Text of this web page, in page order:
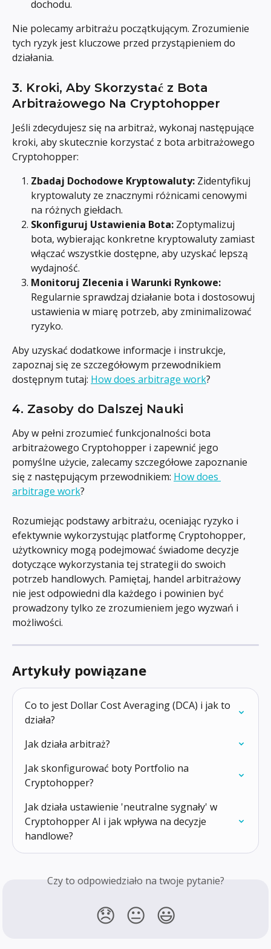
dochodu.
Nie polecamy arbitrażu początkującym. Zrozumienie
tych ryzyk jest kluczowe przed przystąpieniem do
działania.
3. Kroki, Aby Skorzystać z Bota
Arbitrażowego Na Cryptohopper
Jeśli zdecydujesz się na arbitraż, wykonaj następujące
kroki, aby skutecznie korzystać z bota arbitrażowego
Cryptohopper:
Zbadaj Dochodowe Kryptowaluty: Zidentyfikuj
kryptowaluty ze znacznymi różnicami cenowymi
na różnych giełdach.
Skonfiguruj Ustawienia Bota: Zoptymalizuj
bota, wybierając konkretne kryptowaluty zamiast
włączać wszystkie dostępne, aby uzyskać lepszą
wydajność.
Monitoruj Zlecenia i Warunki Rynkowe:
Regularnie sprawdzaj działanie bota i dostosowuj
ustawienia w miarę potrzeb, aby zminimalizować
ryzyko.
Aby uzyskać dodatkowe informacje i instrukcje,
zapoznaj się ze szczegółowym przewodnikiem
dostępnym tutaj: How does arbitrage work?
4. Zasoby do Dalszej Nauki
Aby w pełni zrozumieć funkcjonalności bota
arbitrażowego Cryptohopper i zapewnić jego
pomyślne użycie, zalecamy szczegółowe zapoznanie
się z następującym przewodnikiem: How does
arbitrage work?
Rozumiejąc podstawy arbitrażu, oceniając ryzyko i
efektywnie wykorzystując platformę Cryptohopper,
użytkownicy mogą podejmować świadome decyzje
dotyczące wykorzystania tej strategii do swoich
potrzeb handlowych. Pamiętaj, handel arbitrażowy
nie jest odpowiedni dla każdego i powinien być
prowadzony tylko ze zrozumieniem jego wyzwań i
możliwości.
Artykuły powiązane
Co to jest Dollar Cost Averaging (DCA) i jak to
działa?
Jak działa arbitraż?
Jak skonfigurować boty Portfolio na
Cryptohopper?
Jak działa ustawienie 'neutralne sygnały' w
Cryptohopper AI i jak wpływa na decyzje
handlowe?
Czy to odpowiedziało na twoje pytanie?
😞 😐 😃